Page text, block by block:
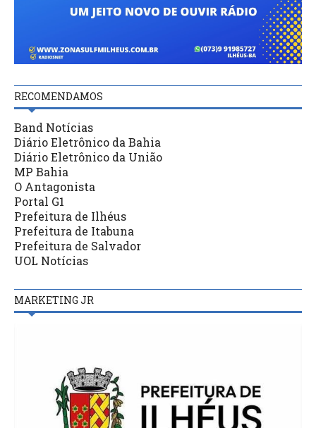
RECOMENDAMOS
Band Notícias
Diário Eletrônico da Bahia
Diário Eletrônico da União
MP Bahia
O Antagonista
Portal G1
Prefeitura de Ilhéus
Prefeitura de Itabuna
Prefeitura de Salvador
UOL Notícias
MARKETING JR